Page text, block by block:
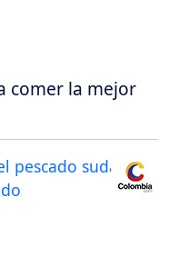
comer la mejor